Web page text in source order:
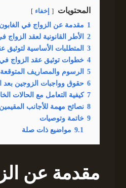
المحتويات إخفاء
1 مقدمة عن الزواج في الغابون
2
الأطر القانونية لعقد الزواج
3
المتطلبات الأساسية لتوثيق
4 خطوات توثيق عقد الزواج في
5
الرسوم والمصاريف المتوقعة
6 حقوق وواجبات الزوجين بعد
7 كيفية التعامل مع الحالات
8 نصائح مهمة للأجانب المقيمين
9 خاتمة وتوصيات
9.1 مواضيع ذات صلة
مقدمة عن